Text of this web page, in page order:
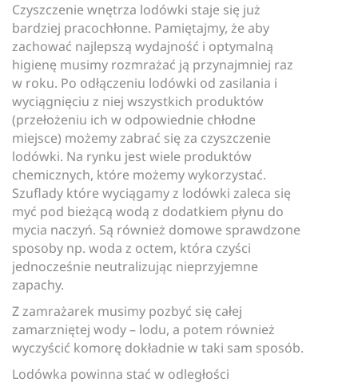
Czyszczenie wnętrza lodówki staje się już
bardziej pracochłonne. Pamiętajmy, że aby
zachować najlepszą wydajność i optymalną
higienę musimy rozmrażać ją przynajmniej raz
w roku. Po odłączeniu lodówki od zasilania i
wyciągnięciu z niej wszystkich produktów
(przełożeniu ich w odpowiednie chłodne
miejsce) możemy zabrać się za czyszczenie
lodówki. Na rynku jest wiele produktów
chemicznych, które możemy wykorzystać.
Szuflady które wyciągamy z lodówki zaleca się
myć pod bieżącą wodą z dodatkiem płynu do
mycia naczyń. Są również domowe sprawdzone
sposoby np. woda z octem, która czyści
jednocześnie neutralizując nieprzyjemne
zapachy.
Z zamrażarek musimy pozbyć się całej
zamarzniętej wody – lodu, a potem również
wyczyścić komorę dokładnie w taki sam sposób.
Lodówka powinna stać w odległości